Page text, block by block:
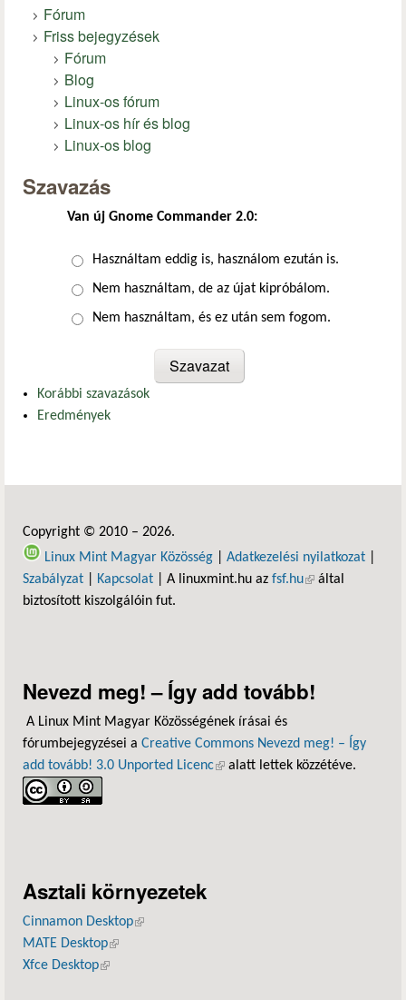
Fórum
Friss bejegyzések
Fórum
Blog
Linux-os fórum
Linux-os hír és blog
Linux-os blog
Szavazás
Van új Gnome Commander 2.0:
Választások
Használtam eddig is, használom ezután is.
Nem használtam, de az újat kipróbálom.
Nem használtam, és ez után sem fogom.
Korábbi szavazások
Eredmények
Copyright © 2010 – 2026.
Linux Mint Magyar Közösség
Adatkezelési nyilatkozat
Szabályzat
Kapcsolat | A linuxmint.hu az fsf.hu(külső hivatkozás)
által
biztosított kiszolgálóin fut.
Nevezd meg! – Így add tovább!
A Linux Mint Magyar Közösségének írásai és
fórumbejegyzései a Creative Commons Nevezd meg! – Így
add tovább! 3.0 Unported Licenc(külső hivatkozás)
alatt lettek közzétéve.
Asztali környezetek
Cinnamon Desktop(külső hivatkozás)
MATE Desktop(külső hivatkozás)
Xfce Desktop(külső hivatkozás)